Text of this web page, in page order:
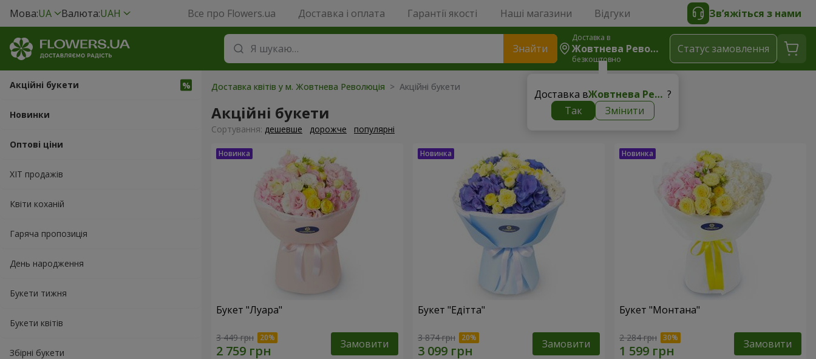
Мова:UA Валюта:UAH Все про Flowers.ua Доставка і оплата Гарантії якості Наші магазини Відгуки Зв’яжіться з нами
Знайти
Доставка в
Жовтнева Революція
безкоштовно
Доставка в Жовтнева Революція ?
Так
Змінити
Статус замовлення
Акційні букети
Новинки
Оптові ціни
ХІТ продажів
Квіти коханій
Гаряча пропозиція
День народження
Букети тижня
Букети квітів
Збірні букети
Доставка квітів у м. Жовтнева Революція > Акційні букети
Акційні букети
Сортування: дешевше дорожче популярні
Букет "Луара"
3 449 грн Замовити
Букет "Едітта"
3 874 грн Замовити
Букет "Монтана"
2 284 грн Замовити